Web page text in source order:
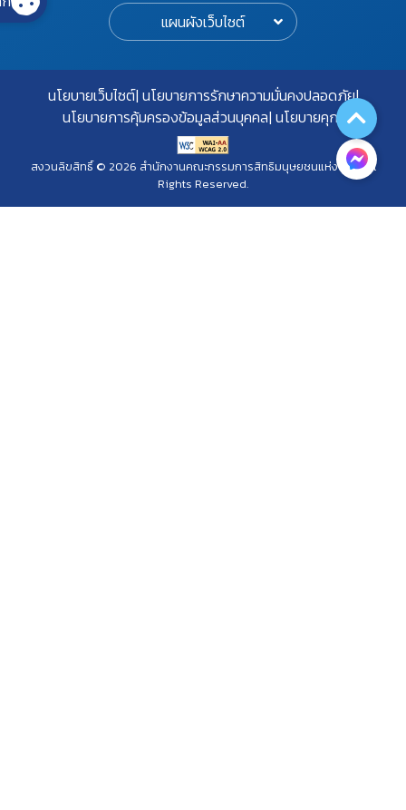
แผนผังเว็บไซต์
นโยบายเว็บไซต์ นโยบายการรักษาความมั่นคงปลอดภัย
นโยบายการคุ้มครองข้อมูลส่วนบุคคล นโยบายคุกกี้
สงวนลิขสิทธิ์ © 2026 สำนักงานคณะกรรมการสิทธิมนุษยชนแห่งชาติ. All
Rights Reserved.